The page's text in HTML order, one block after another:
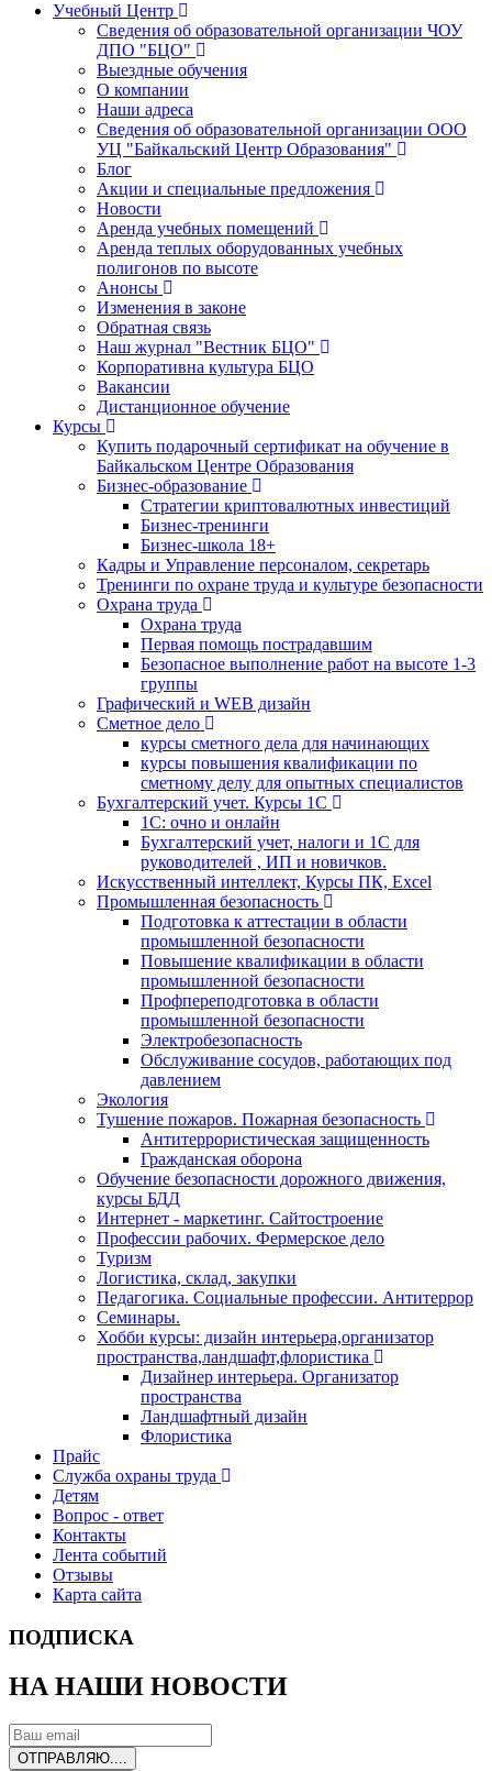
Учебный Центр
Сведения об образовательной организации ЧОУ
ДПО "БЦО"
Выездные обучения
О компании
Наши адреса
Сведения об образовательной организации ООО
УЦ "Байкальский Центр Образования"
Блог
Акции и специальные предложения
Новости
Аренда учебных помещений
Аренда теплых оборудованных учебных
полигонов по высоте
Анонсы
Изменения в законе
Обратная связь
Наш журнал "Вестник БЦО"
Корпоративна культура БЦО
Вакансии
Дистанционное обучение
Курсы
Купить подарочный сертификат на обучение в
Байкальском Центре Образования
Бизнес-образование
Стратегии криптовалютных инвестиций
Бизнес-тренинги
Бизнес-школа 18+
Кадры и Управление персоналом, секретарь
Тренинги по охране труда и культуре безопасности
Охрана труда
Охрана труда
Первая помощь пострадавшим
Безопасное выполнение работ на высоте 1-3
группы
Графический и WEB дизайн
Сметное дело
курсы сметного дела для начинающих
курсы повышения квалификации по
сметному делу для опытных специалистов
Бухгалтерский учет. Курсы 1С
1С: очно и онлайн
Бухгалтерский учет, налоги и 1С для
руководителей , ИП и новичков.
Искусственный интеллект, Курсы ПК, Excel
Промышленная безопасность
Подготовка к аттестации в области
промышленной безопасности
Повышение квалификации в области
промышленной безопасности
Профпереподготовка в области
промышленной безопасности
Электробезопасность
Обслуживание сосудов, работающих под
давлением
Экология
Тушение пожаров. Пожарная безопасность
Антитеррористическая защищенность
Гражданская оборона
Обучение безопасности дорожного движения,
курсы БДД
Интернет - маркетинг. Сайтостроение
Профессии рабочих. Фермерское дело
Туризм
Логистика, склад, закупки
Педагогика. Социальные профессии. Антитеррор
Семинары.
Хобби курсы: дизайн интерьера,организатор
пространства,ландшафт,флористика
Дизайнер интерьера. Организатор
пространства
Ландшафтный дизайн
Флористика
Прайс
Служба охраны труда
Детям
Вопрос - ответ
Контакты
Лента событий
Отзывы
Карта сайта
ПОДПИСКА
НА НАШИ НОВОСТИ
ОТПРАВЛЯЮ....